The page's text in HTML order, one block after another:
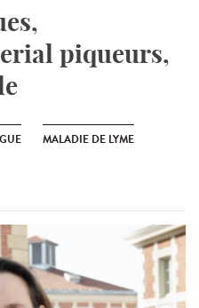
piqueurs,
MALADIE DE LYME